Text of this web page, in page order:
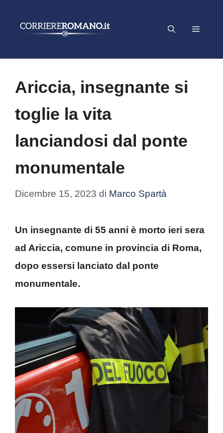
Menu
Ariccia, insegnante si
toglie la vita
lanciandosi dal ponte
monumentale
Dicembre 15, 2023 di Marco Spartà
Un insegnante di 55 anni è morto ieri sera
ad Ariccia, comune in provincia di Roma,
dopo essersi lanciato dal ponte
monumentale.